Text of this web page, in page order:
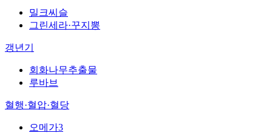
밀크씨슬
그린세라·꾸지뽕
갱년기
회화나무추출물
루바브
혈행·혈압·혈당
오메가3